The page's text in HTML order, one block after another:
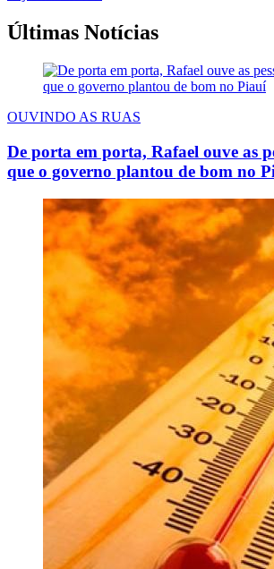
Últimas Notícias
OUVINDO AS RUAS
De porta em porta, Rafael ouve as
que o governo plantou de bom no